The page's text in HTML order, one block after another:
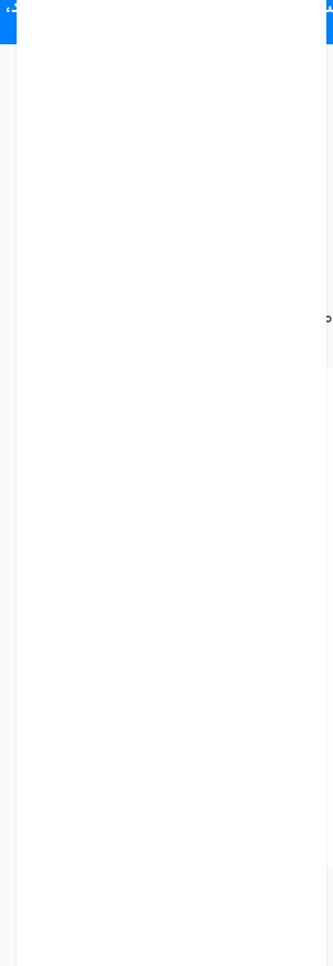
امکان قسط‌بندی برحسب اعتبار ترب‌پی 4 قسط ماهانه. بدون سود،
منبع ذخیره دستگاه تصفیه آب